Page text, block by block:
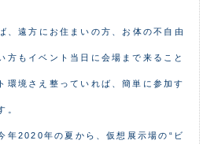
、遠方にお住まいの方、お体の不自由
方もイベント当日に会場まで来ること
環境さえ整っていれば、簡単に参加す
。
年2020年の夏から、仮想展示場の“ビ